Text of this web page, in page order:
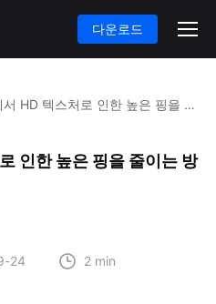
다운로드
Fortnite에서 HD 텍스처로 인한 높은 핑을 줄이는 방법
인한 높은 핑을 줄이는 방
24 2 min